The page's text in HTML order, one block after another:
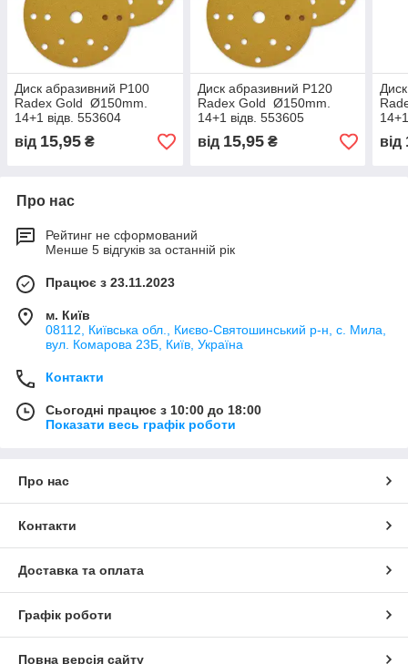
Диск абразивний Р100
Radex Gold Ø150mm.
14+1 відв. 553604
від 15,95 ₴
Диск абразивний Р120
Radex Gold Ø150mm.
14+1 відв. 553605
від 15,95₴ від
Про нас
Рейтинг не сформований
Менше 5 відгуків за останній рік
Працює з 23.11.2023
м. Київ
08112, Київська обл., Києво-Святошинський р-н, с. Мила,
вул. Комарова 23Б, Київ, Україна
Контакти
Сьогодні працює з 10:00 до 18:00
Показати весь графік роботи
Про нас
Контакти
Доставка та оплата
Графік роботи
Повна версія сайту